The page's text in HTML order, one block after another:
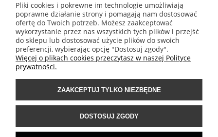
PŁATNOŚCI I DOSTAWA
INFORMACJE
POMOC
Pliki cookies i pokrewne im technologie umożliwiają
poprawne działanie strony i pomagają nam dostosować
ofertę do Twoich potrzeb. Możesz zaakceptować
wykorzystanie przez nas wszystkich tych plików i przejść
do sklepu lub dostosować użycie plików do swoich
preferencji, wybierając opcję "Dostosuj zgody".
Więcej o plikach cookies przeczytasz w naszej Polityce
prywatności.
ZAAKCEPTUJ TYLKO NIEZBĘDNE
DOSTOSUJ ZGODY